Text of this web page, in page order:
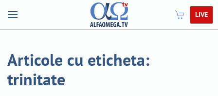
LIVE
Articole cu eticheta:
trinitate